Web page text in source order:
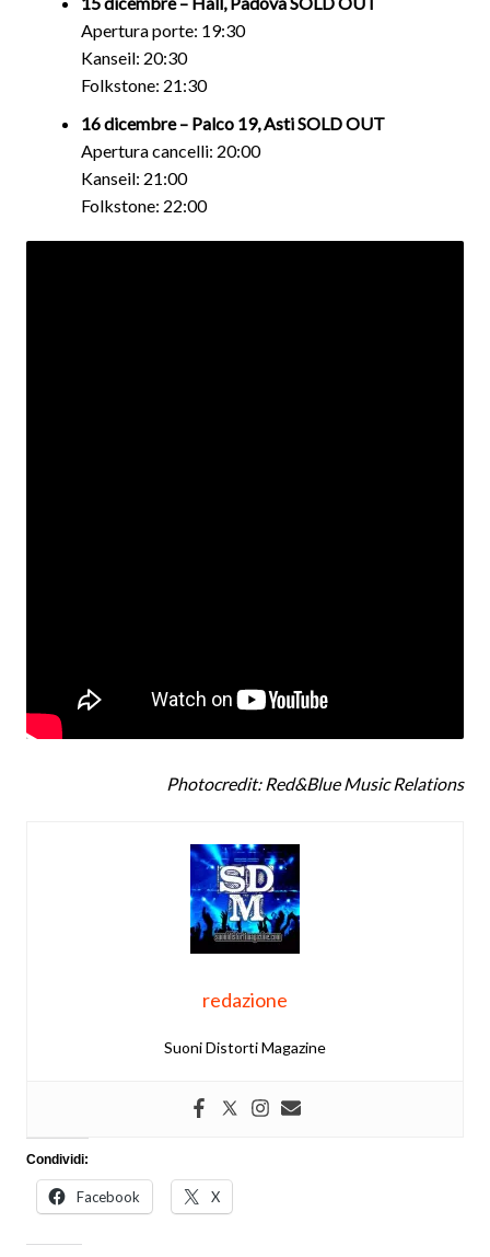
Apertura porte: 19:30
Kanseil: 20:30
Folkstone: 21:30
16 dicembre – Palco 19, Asti SOLD OUT
Apertura cancelli: 20:00
Kanseil: 21:00
Folkstone: 22:00
Photocredit: Red&Blue Music Relations
redazione
Suoni Distorti Magazine
Condividi:
Facebook X